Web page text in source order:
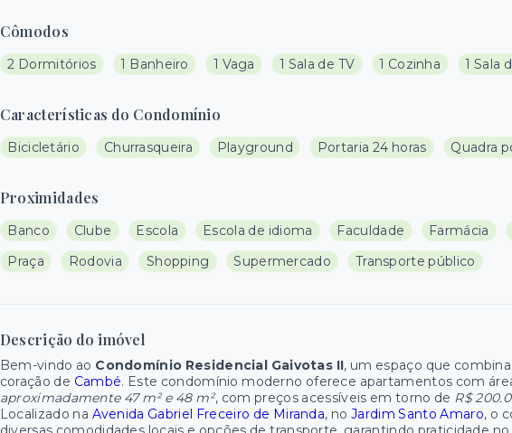
Cômodos
2 Dormitórios 1 Banheiro 1 Vaga 1 Sala de TV 1 Cozinha 1 Sala
Características do Condomínio
Bicicletário Churrasqueira Playground Portaria 24 horas Quadra
Proximidades
Banco Clube Escola Escola de idioma Faculdade Farmácia
Praça
Rodovia Shopping Supermercado Transporte público
Descrição do imóvel
Bem-vindo ao Condomínio Residencial Gaivotas II, um espaço que
coração de Cambé. Este condomínio moderno oferece apartamentos com
aproximadamente 47 m² e 48 m², com preços acessíveis em torno de R$
Localizado na Avenida Gabriel Freceiro de Miranda, noJardim Santo Amaro, o